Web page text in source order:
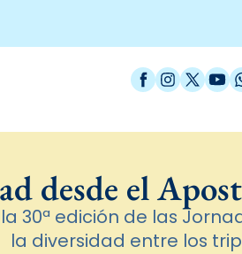
Facebook
X /
desde el
30ª edición de las
la diversidad entre los